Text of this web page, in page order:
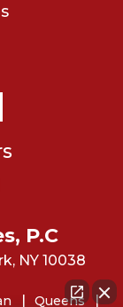
P.C
NY 10038
Queens